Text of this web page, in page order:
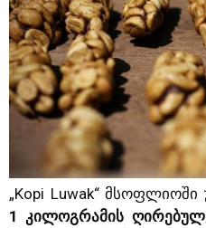
„Kopi Luwak“
1 კილოგრამის